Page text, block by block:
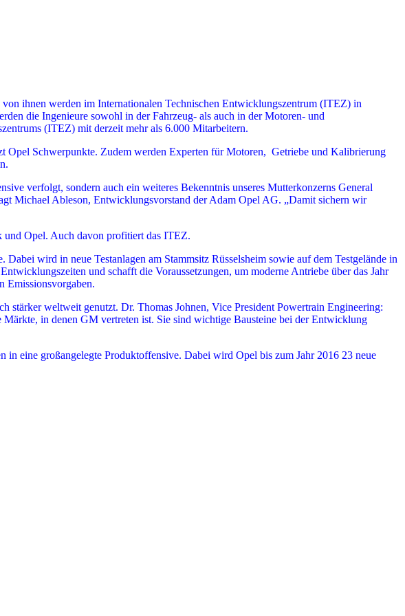
ihnen werden im Internationalen Technischen Entwicklungszentrum (ITEZ) in
die Ingenieure sowohl in der Fahrzeug- als auch in der Motoren- und
(ITEZ) mit derzeit mehr als 6.000 Mitarbeitern.
Schwerpunkte. Zudem werden Experten für Motoren, Getriebe und Kalibrierung
verfolgt, sondern auch ein weiteres Bekenntnis unseres Mutterkonzerns General
Michael Ableson, Entwicklungsvorstand der Adam Opel AG. „Damit sichern wir
und Opel. Auch davon profitiert das ITEZ.
wird in neue Testanlagen am Stammsitz Rüsselsheim sowie auf dem Testgelände in
und schafft die Voraussetzungen, um moderne Antriebe über das Jahr
Emissionsvorgaben.
weltweit genutzt. Dr. Thomas Johnen, Vice President Powertrain Engineering:
in denen GM vertreten ist. Sie sind wichtige Bausteine bei der Entwicklung
eine großangelegte Produktoffensive. Dabei wird Opel bis zum Jahr 2016 23 neue